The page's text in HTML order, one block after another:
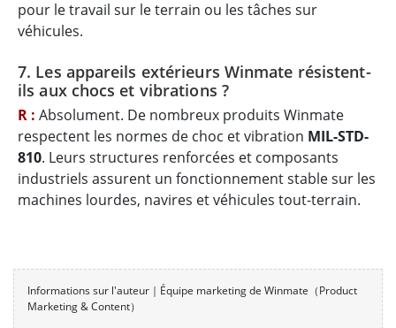
pour le travail sur le terrain ou les tâches sur
véhicules.
7. Les appareils extérieurs Winmate résistent-
ils aux chocs et vibrations ?
R : Absolument. De nombreux produits Winmate
respectent les normes de choc et vibration MIL-STD-
810. Leurs structures renforcées et composants
industriels assurent un fonctionnement stable sur les
machines lourdes, navires et véhicules tout-terrain.
Informations sur l'auteur｜Équipe marketing de Winmate（Product
Marketing & Content）